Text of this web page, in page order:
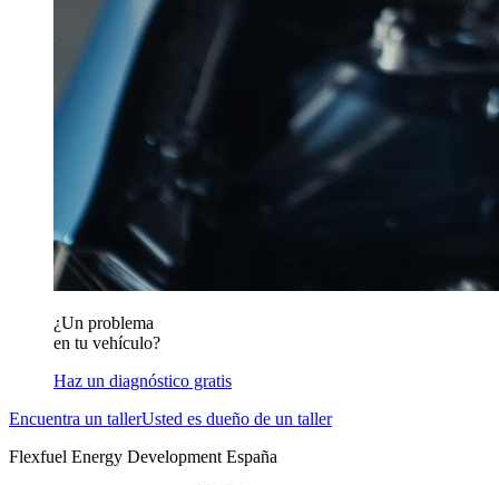
¿Un problema
en tu vehículo?
Haz un diagnóstico gratis
Encuentra un tallerUsted es dueño de un taller
Flexfuel Energy Development España